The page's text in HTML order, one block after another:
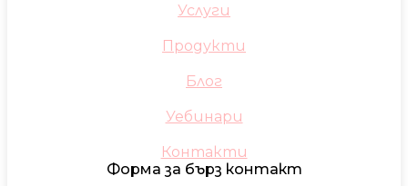
Услуги
Продукти
Блог
Уебинари
Контакти
Форма за бърз контакт